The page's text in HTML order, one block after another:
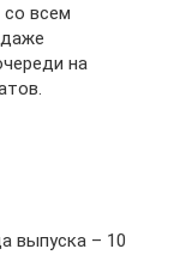
всем
на
выпуска – 10